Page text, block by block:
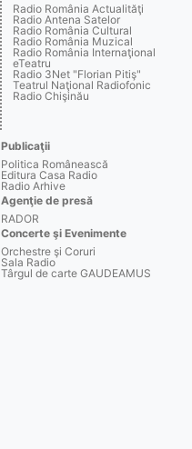
Radio România Actualităţi
Radio Antena Satelor
Radio România Cultural
Radio România Muzical
Radio România Internaţional
eTeatru
Radio 3Net "Florian Pitiş"
Teatrul Naţional Radiofonic
Radio Chişinău
Publicaţii
Politica Românească
Editura Casa Radio
Radio Arhive
Agenţie de presă
RADOR
Concerte şi Evenimente
Orchestre şi Coruri
Sala Radio
Târgul de carte GAUDEAMUS